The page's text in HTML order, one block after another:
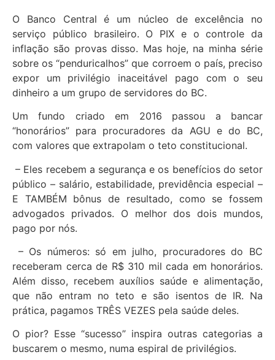
O Banco Central é um núcleo de excelência no
serviço público brasileiro. O PIX e o controle da
inflação são provas disso. Mas hoje, na minha série
sobre os “penduricalhos” que corroem o país, preciso
expor um privilégio inaceitável pago com o seu
dinheiro a um grupo de servidores do BC.
Um fundo criado em 2016 passou a bancar
“honorários” para procuradores da AGU e do BC,
com valores que extrapolam o teto constitucional.
– Eles recebem a segurança e os benefícios do setor
público – salário, estabilidade, previdência especial –
E TAMBÉM bônus de resultado, como se fossem
advogados privados. O melhor dos dois mundos,
pago por nós.
– Os números: só em julho, procuradores do BC
receberam cerca de R$ 310 mil cada em honorários.
Além disso, recebem auxílios saúde e alimentação,
que não entram no teto e são isentos de IR. Na
prática, pagamos TRÊS VEZES pela saúde deles.
O pior? Esse “sucesso” inspira outras categorias a
buscarem o mesmo, numa espiral de privilégios.